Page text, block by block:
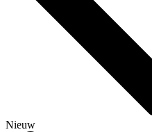
Nieuw